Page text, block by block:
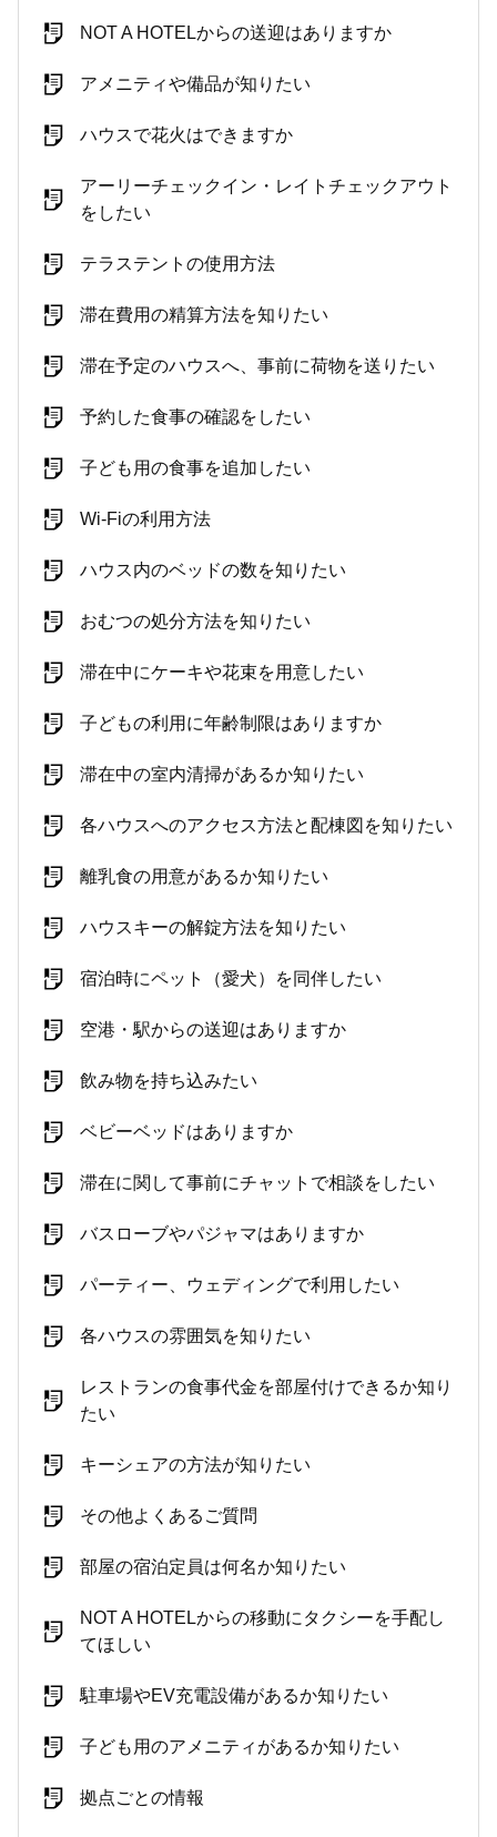
NOT A HOTELからの送迎はありますか
アメニティや備品が知りたい
ハウスで花火はできますか
アーリーチェックイン・レイトチェックアウト
をしたい
テラステントの使用方法
滞在費用の精算方法を知りたい
滞在予定のハウスへ、事前に荷物を送りたい
予約した食事の確認をしたい
子ども用の食事を追加したい
Wi-Fiの利用方法
ハウス内のベッドの数を知りたい
おむつの処分方法を知りたい
滞在中にケーキや花束を用意したい
子どもの利用に年齢制限はありますか
滞在中の室内清掃があるか知りたい
各ハウスへのアクセス方法と配棟図を知りたい
離乳食の用意があるか知りたい
ハウスキーの解錠方法を知りたい
宿泊時にペット（愛犬）を同伴したい
空港・駅からの送迎はありますか
飲み物を持ち込みたい
ベビーベッドはありますか
滞在に関して事前にチャットで相談をしたい
バスローブやパジャマはありますか
パーティー、ウェディングで利用したい
各ハウスの雰囲気を知りたい
レストランの食事代金を部屋付けできるか知り
たい
キーシェアの方法が知りたい
その他よくあるご質問
部屋の宿泊定員は何名か知りたい
NOT A HOTELからの移動にタクシーを手配し
てほしい
駐車場やEV充電設備があるか知りたい
子ども用のアメニティがあるか知りたい
拠点ごとの情報